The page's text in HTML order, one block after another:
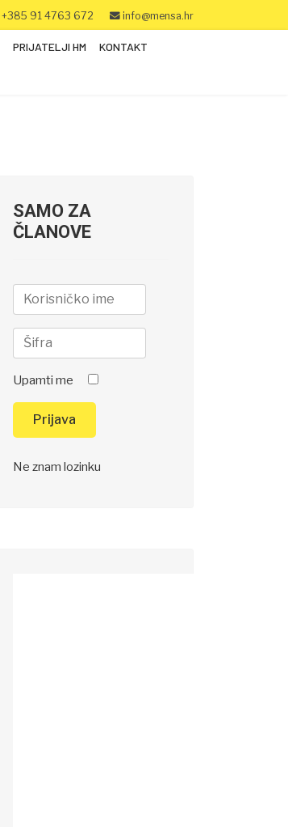
+385 91 4763 672 info@mensa.hr
PRIJATELJI HM KONTAKT
SAMO ZA
ČLANOVE
Upamti me
Prijava
Ne znam lozinku